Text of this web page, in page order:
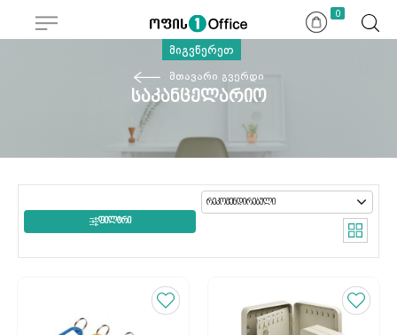
0
მიგვწერეთ
მთავარი გვერდი
საკანცელარიო
ᲤᲘᲚᲢᲠᲘ